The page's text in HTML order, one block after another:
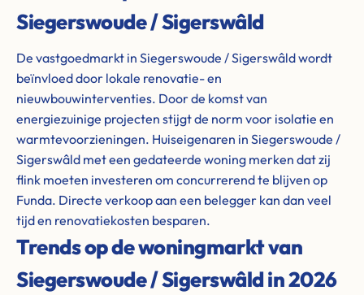
Siegerswoude / Sigerswâld
De vastgoedmarkt in Siegerswoude / Sigerswâld wordt
beïnvloed door lokale renovatie- en
nieuwbouwinterventies. Door de komst van
energiezuinige projecten stijgt de norm voor isolatie en
warmtevoorzieningen. Huiseigenaren in Siegerswoude /
Sigerswâld met een gedateerde woning merken dat zij
flink moeten investeren om concurrerend te blijven op
Funda. Directe verkoop aan een belegger kan dan veel
tijd en renovatiekosten besparen.
Trends op de woningmarkt van
Siegerswoude / Sigerswâld in 2026